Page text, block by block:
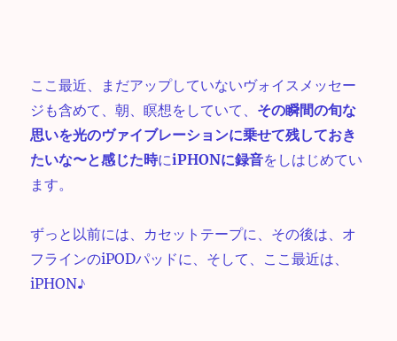
ここ最近、まだアップしていないヴォイスメッセー
ジも含めて、朝、瞑想をしていて、 その瞬間の旬な
思いを光のヴァイブレーションに乗せて残しておき
たいな〜と感じた時にiPHONに録音をしはじめてい
ます。
ずっと以前には、カセットテープに、その後は、オ
フラインのiPODパッドに、そして、ここ最近は、
iPHON♪